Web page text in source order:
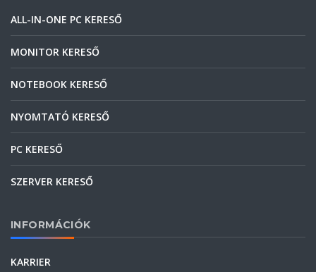
ALL-IN-ONE PC KERESŐ
MONITOR KERESŐ
NOTEBOOK KERESŐ
NYOMTATÓ KERESŐ
PC KERESŐ
SZERVER KERESŐ
INFORMÁCIÓK
KARRIER